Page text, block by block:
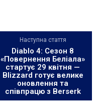
Наступна стаття
Diablo 4: Сезон 8
«Повернення Беліала»
стартує 29 квітня —
Blizzard готує велике
оновлення та
співпрацю з Berserk